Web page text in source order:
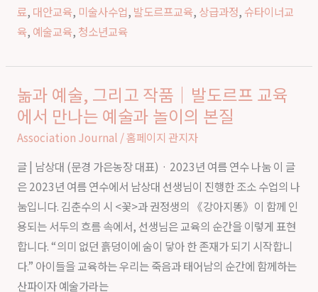
예
과
인
간
의
성
장
료, 대안교육, 미술사수업, 발도르프교육, 상급과정, 슈타이너교
육, 예술교육, 청소년교육
놂과 예술, 그리고 작품｜발도르프 교육
에서 만나는 예술과 놀이의 본질
Association Journal /홈페이지 관지자
글 | 남상대 (문경 가은농장 대표) · 2023년 여름 연수 나눔 이 글
은 2023년 여름 연수에서 남상대 선생님이 진행한 조소 수업의 나
눔입니다. 김춘수의 시 <꽃>과 권정생의 《강아지똥》이 함께 인
용되는 서두의 흐름 속에서, 선생님은 교육의 순간을 이렇게 표현
합니다. “의미 없던 흙덩이에 숨이 닿아 한 존재가 되기 시작합니
다.” 아이들을 교육하는 우리는 죽음과 태어남의 순간에 함께하는
산파이자 예술가라는
놂
과
예
그
리
고
작
품
｜